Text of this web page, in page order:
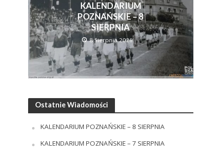
KALENDARIUM
POZNAŃSKIE – 8
SIERPNIA
8 Sierpnia 2026
Ostatnie Wiadomości
KALENDARIUM POZNAŃSKIE – 8 SIERPNIA
KALENDARIUM POZNAŃSKIE – 7 SIERPNIA